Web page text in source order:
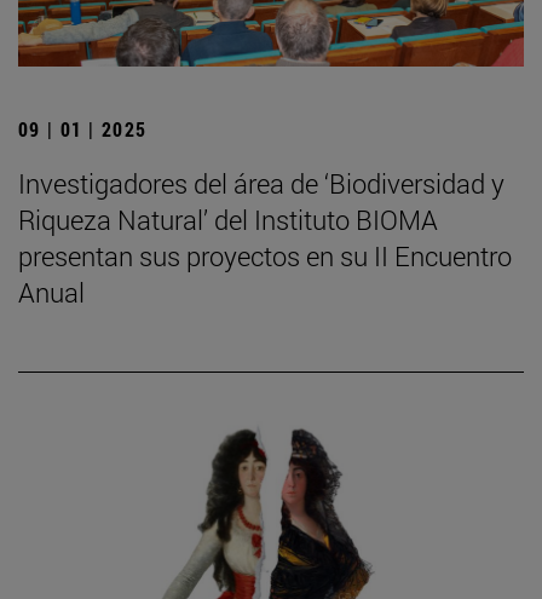
09 | 01 | 2025
Investigadores del área de ‘Biodiversidad y
Riqueza Natural’ del Instituto BIOMA
presentan sus proyectos en su II Encuentro
Anual